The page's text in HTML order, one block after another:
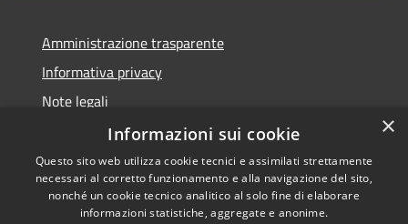
Amministrazione trasparente
Informativa privacy
Note legali
Dichiarazione di accessibilità
×
Informazioni sui cookie
Questo sito web utilizza cookie tecnici e assimilati strettamente
necessari al corretto funzionamento e alla navigazione del sito,
nonché un cookie tecnico analitico al solo fine di elaborare
informazioni statistiche, aggregate e anonime.